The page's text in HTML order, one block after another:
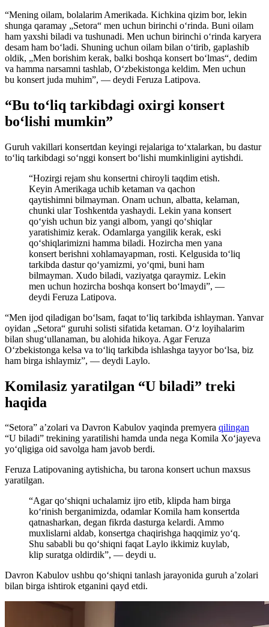
“Mening oilam, bolalarim Amerikada. Kichkina qizim bor, lekin
shunga qaramay „Setora“ men uchun birinchi o‘rinda. Buni oilam
ham yaxshi biladi va tushunadi. Men uchun birinchi o‘rinda karyera
desam ham bo‘ladi. Shuning uchun oilam bilan o‘tirib, gaplashib
oldik, „Men borishim kerak, balki boshqa konsert bo‘lmas“, dedim
va hamma narsamni tashlab, O‘zbekistonga keldim. Men uchun
bu konsert juda muhim”, — deydi Feruza Latipova.
“Bu to‘liq tarkibdagi oxirgi konsert
bo‘lishi mumkin”
Guruh vakillari konsertdan keyingi rejalariga to‘xtalarkan, bu dastur
to‘liq tarkibdagi so‘nggi konsert bo‘lishi mumkinligini aytishdi.
“Hozirgi rejam shu konsertni chiroyli taqdim etish.
Keyin Amerikaga uchib ketaman va qachon
qaytishimni bilmayman. Onam uchun, albatta, kelaman,
chunki ular Toshkentda yashaydi. Lekin yana konsert
qo‘yish uchun biz yangi albom, yangi qo‘shiqlar
yaratishimiz kerak. Odamlarga yangilik kerak, eski
qo‘shiqlarimizni hamma biladi. Hozircha men yana
konsert berishni xohlamayapman, rosti. Kelgusida to‘liq
tarkibda dastur qo‘yamizmi, yo‘qmi, buni ham
bilmayman. Xudo biladi, vaziyatga qaraymiz. Lekin
men uchun hozircha boshqa konsert bo‘lmaydi”, —
deydi Feruza Latipova.
“Men ijod qiladigan bo‘lsam, faqat to‘liq tarkibda ishlayman. Yanvar
oyidan „Setora“ guruhi solisti sifatida ketaman. O‘z loyihalarim
bilan shug‘ullanaman, bu alohida hikoya. Agar Feruza
O‘zbekistonga kelsa va to‘liq tarkibda ishlashga tayyor bo‘lsa, biz
ham birga ishlaymiz”, — deydi Laylo.
Komilasiz yaratilgan “U biladi” treki
haqida
“Setora” a’zolari va Davron Kabulov yaqinda premyera qilingan
“U biladi” trekining yaratilishi hamda unda nega Komila Xo‘jayeva
yo‘qligiga oid savolga ham javob berdi.
Feruza Latipovaning aytishicha, bu tarona konsert uchun maxsus
yaratilgan.
“Agar qo‘shiqni uchalamiz ijro etib, klipda ham birga
ko‘rinish berganimizda, odamlar Komila ham konsertda
qatnasharkan, degan fikrda dasturga kelardi. Ammo
muxlislarni aldab, konsertga chaqirishga haqqimiz yo‘q.
Shu sababli bu qo‘shiqni faqat Laylo ikkimiz kuylab,
klip suratga oldirdik”, — deydi u.
Davron Kabulov ushbu qo‘shiqni tanlash jarayonida guruh a’zolari
bilan birga ishtirok etganini qayd etdi.